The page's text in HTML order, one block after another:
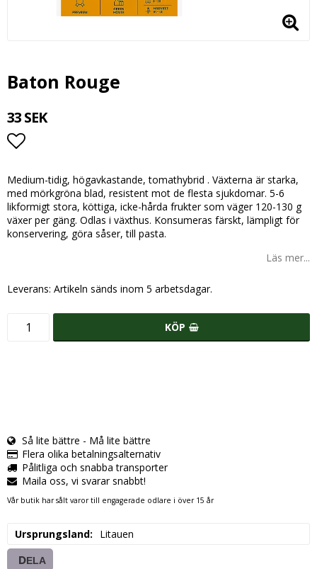
Baton Rouge
33 SEK
Medium-tidig, högavkastande, tomathybrid . Växterna är starka,
med mörkgröna blad, resistent mot de flesta sjukdomar. 5-6
likformigt stora, köttiga, icke-hårda frukter som väger 120-130 g
växer per gäng. Odlas i växthus. Konsumeras färskt, lämpligt för
konservering, göra såser, till pasta.
Läs mer...
Leverans: Artikeln sänds inom 5 arbetsdagar.
KÖP
Så lite bättre - Må lite bättre
Flera olika betalningsalternativ
Pålitliga och snabba transporter
Maila oss, vi svarar snabbt!
Vår butik har sålt varor till engagerade odlare i över 15 år
Ursprungsland Litauen
DELA